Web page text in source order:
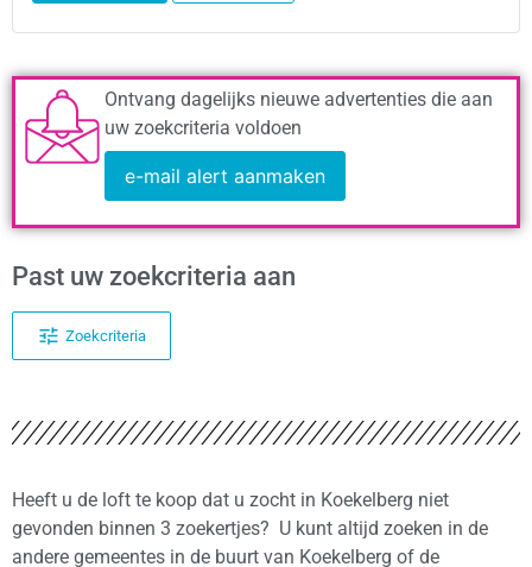
Ontvang dagelijks nieuwe advertenties die aan
uw zoekcriteria voldoen
e-mail alert aanmaken
Past uw zoekcriteria aan
Zoekcriteria
Heeft u de loft te koop dat u zocht in Koekelberg niet
gevonden binnen 3 zoekertjes? U kunt altijd zoeken in de
andere gemeentes in de buurt van Koekelberg of de